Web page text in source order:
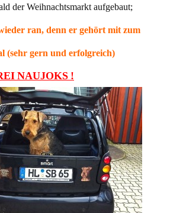
der Weihnachtsmarkt aufgebaut;
ran, denn er gehört mit zum
(sehr gern und erfolgreich)
NAUJOKS !